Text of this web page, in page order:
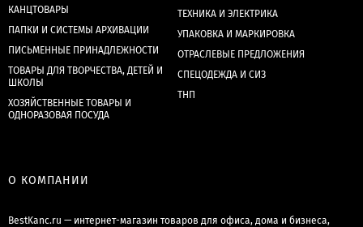
КАНЦТОВАРЫ
ПАПКИ И СИСТЕМЫ АРХИВАЦИИ
ПИСЬМЕННЫЕ ПРИНАДЛЕЖНОСТИ
ТОВАРЫ ДЛЯ ТВОРЧЕСТВА, ДЕТЕЙ И
ШКОЛЫ
ХОЗЯЙСТВЕННЫЕ ТОВАРЫ И
ОДНОРАЗОВАЯ ПОСУДА
ТЕХНИКА И ЭЛЕКТРИКА
УПАКОВКА И МАРКИРОВКА
ОТРАСЛЕВЫЕ ПРЕДЛОЖЕНИЯ
СПЕЦОДЕЖДА И СИЗ
ТНП
О КОМПАНИИ
BestKanc.ru — интернет-магазин товаров для офиса, дома и бизнеса,